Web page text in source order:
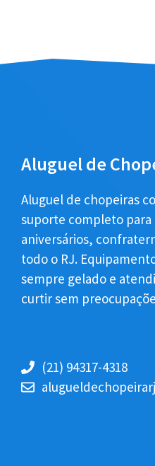
Aluguel de
Aluguel de chopeiras
suporte completo
aniversários,
todo o RJ.
sempre gelado e
curtir sem
(21) 94317-4318